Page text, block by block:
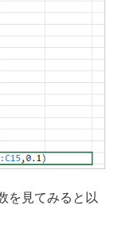
を見てみると以